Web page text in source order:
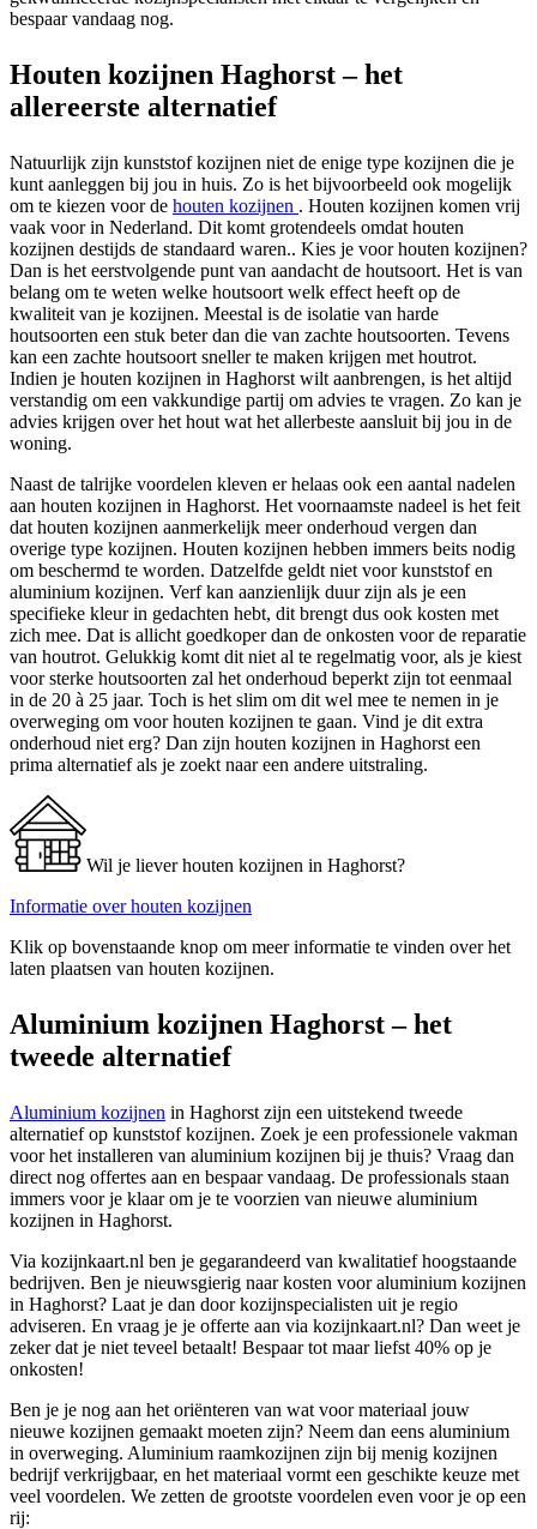
bespaar vandaag nog.
Houten kozijnen Haghorst – het
allereerste alternatief
Natuurlijk zijn kunststof kozijnen niet de enige type kozijnen die je
kunt aanleggen bij jou in huis. Zo is het bijvoorbeeld ook mogelijk
om te kiezen voor de houten kozijnen . Houten kozijnen komen vrij
vaak voor in Nederland. Dit komt grotendeels omdat houten
kozijnen destijds de standaard waren.. Kies je voor houten kozijnen?
Dan is het eerstvolgende punt van aandacht de houtsoort. Het is van
belang om te weten welke houtsoort welk effect heeft op de
kwaliteit van je kozijnen. Meestal is de isolatie van harde
houtsoorten een stuk beter dan die van zachte houtsoorten. Tevens
kan een zachte houtsoort sneller te maken krijgen met houtrot.
Indien je houten kozijnen in Haghorst wilt aanbrengen, is het altijd
verstandig om een vakkundige partij om advies te vragen. Zo kan je
advies krijgen over het hout wat het allerbeste aansluit bij jou in de
woning.
Naast de talrijke voordelen kleven er helaas ook een aantal nadelen
aan houten kozijnen in Haghorst. Het voornaamste nadeel is het feit
dat houten kozijnen aanmerkelijk meer onderhoud vergen dan
overige type kozijnen. Houten kozijnen hebben immers beits nodig
om beschermd te worden. Datzelfde geldt niet voor kunststof en
aluminium kozijnen. Verf kan aanzienlijk duur zijn als je een
specifieke kleur in gedachten hebt, dit brengt dus ook kosten met
zich mee. Dat is allicht goedkoper dan de onkosten voor de reparatie
van houtrot. Gelukkig komt dit niet al te regelmatig voor, als je kiest
voor sterke houtsoorten zal het onderhoud beperkt zijn tot eenmaal
in de 20 à 25 jaar. Toch is het slim om dit wel mee te nemen in je
overweging om voor houten kozijnen te gaan. Vind je dit extra
onderhoud niet erg? Dan zijn houten kozijnen in Haghorst een
prima alternatief als je zoekt naar een andere uitstraling.
Wil je liever houten kozijnen in Haghorst?
Informatie over houten kozijnen
Klik op bovenstaande knop om meer informatie te vinden over het
laten plaatsen van houten kozijnen.
Aluminium kozijnen Haghorst – het
tweede alternatief
Aluminium kozijnen in Haghorst zijn een uitstekend tweede
alternatief op kunststof kozijnen. Zoek je een professionele vakman
voor het installeren van aluminium kozijnen bij je thuis? Vraag dan
direct nog offertes aan en bespaar vandaag. De professionals staan
immers voor je klaar om je te voorzien van nieuwe aluminium
kozijnen in Haghorst.
Via kozijnkaart.nl ben je gegarandeerd van kwalitatief hoogstaande
bedrijven. Ben je nieuwsgierig naar kosten voor aluminium kozijnen
in Haghorst? Laat je dan door kozijnspecialisten uit je regio
adviseren. En vraag je je offerte aan via kozijnkaart.nl? Dan weet je
zeker dat je niet teveel betaalt! Bespaar tot maar liefst 40% op je
onkosten!
Ben je je nog aan het oriënteren van wat voor materiaal jouw
nieuwe kozijnen gemaakt moeten zijn? Neem dan eens aluminium
in overweging. Aluminium raamkozijnen zijn bij menig kozijnen
bedrijf verkrijgbaar, en het materiaal vormt een geschikte keuze met
veel voordelen. We zetten de grootste voordelen even voor je op een
rij: